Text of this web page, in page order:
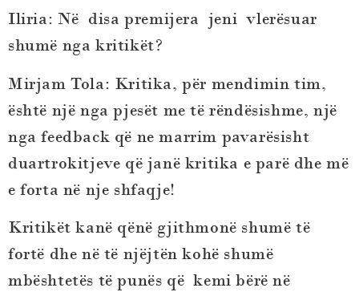
Iliria: Në disa premijera jeni vlerësuar
shumë nga kritikët?
Mirjam Tola: Kritika, për mendimin tim,
është një nga pjesët me të rëndësishme, një
nga feedback që ne marrim pavarësisht
duartrokitjeve që janë kritika e parë dhe më
e forta në nje shfaqje!
Kritikët kanë qënë gjithmonë shumë të
fortë dhe në të njëjtën kohë shumë
mbështetës të punës që kemi bërë në